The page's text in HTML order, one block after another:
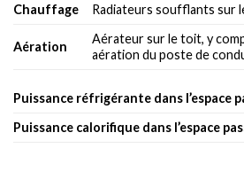
Chauffage Radiateurs soufflants sur
Aération
Aérateur sur le toit, y
aération du poste de
Puissance réfrigérante dans l’espace
Puissance calorifique dans l’espace